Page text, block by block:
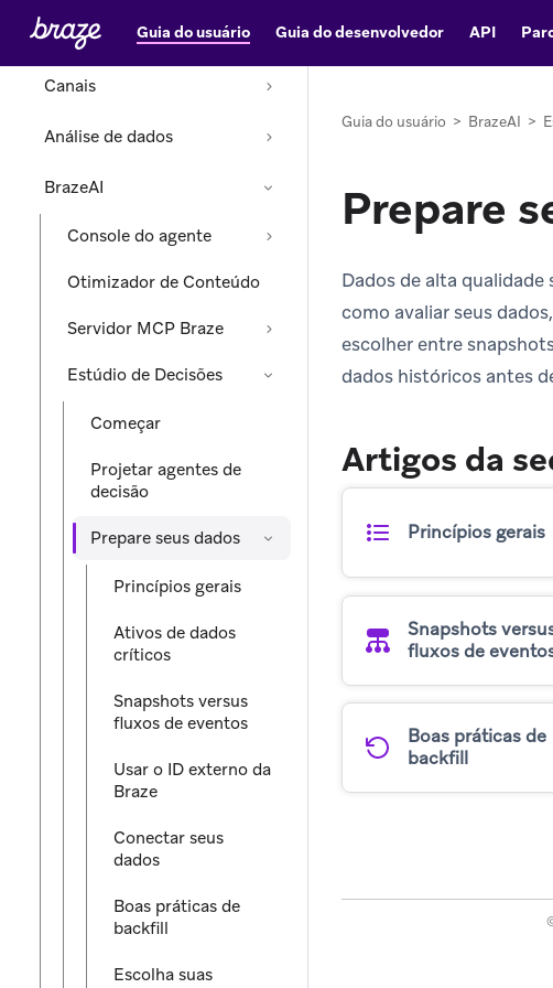
Guia do usuário Guia do desenvolvedor API
Envio de mensagens
Canais
Análise de dados
BrazeAI
Console do agente
Otimizador de Conteúdo
Servidor MCP Braze
Estúdio de Decisões
Começar
Projetar agentes de
decisão
Prepare seus dados
Princípios gerais
Ativos de dados
críticos
Snapshots versus
fluxos de eventos
Usar o ID externo da
Braze
Conectar seus
dados
Boas práticas de
backfill
Escolha suas
Guia do usuário > BrazeAI >
Prepare
Dados de alta
como avaliar seus
escolher entre
dados históricos antes
Artigos da
Princípios gerais
Snapshots
fluxos de
Boas práticas de
backfill